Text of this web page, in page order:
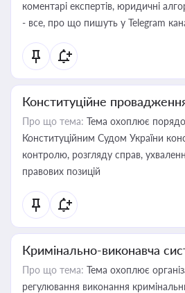
коментарі експертів, юридичні
- все, про що пишуть у Telegram
Конституційне
Про що тема: Тема охоплює
Конституційним Судом України
контролю, розгляду справ,
правових позицій
Кримінально-виконавча
Про що тема: Тема охоплює
регулювання виконання